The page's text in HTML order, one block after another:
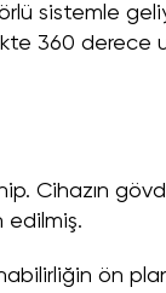
sistemle
360 derece
Cihazın
edilmiş.
ön